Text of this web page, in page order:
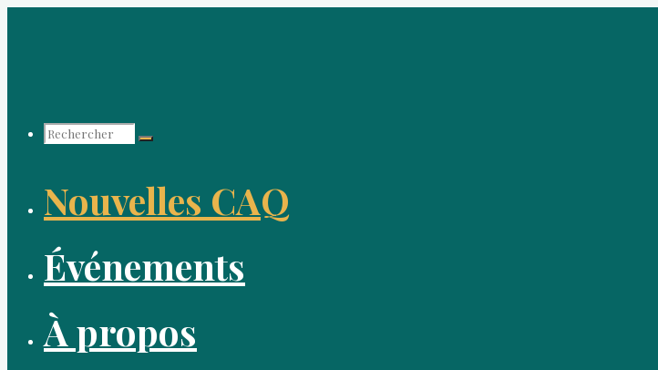
Recherche
pour :
Nouvelles CAQ
Événements
À propos